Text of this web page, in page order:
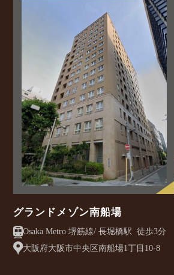
グランドメゾン南船場
Osaka Metro 堺筋線/ 長堀橋駅 徒歩3分
大阪府大阪市中央区南船場1丁目10-8